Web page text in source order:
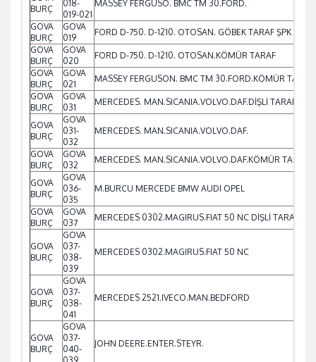
BURÇ
018-
019-021
MASSEY FERGUSO. BMC TM 30.FORD.
GOVA
BURÇ
GOVA
019
FORD D-750. D-1210. OTOSAN. GÖBEK TARAF ŞPK
GOVA
BURÇ
GOVA
020
FORD D-750. D-1210. OTOSAN.KÖMÜR TARAF
GOVA
BURÇ
GOVA
021
MASSEY FERGUSON. BMC TM 30.FORD.KÖMÜR TARAF
GOVA
BURÇ
GOVA
031
MERCEDES. MAN.SICANIA.VOLVO.DAF.DİŞLİ TARAF
GOVA
BURÇ
GOVA
031-
032
MERCEDES. MAN.SICANIA.VOLVO.DAF.
GOVA
BURÇ
GOVA
032
MERCEDES. MAN.SICANIA.VOLVO.DAF.KÖMÜR TARAF
GOVA
BURÇ
GOVA
036-
035
M.BURCU MERCEDE BMW AUDI OPEL
GOVA
BURÇ
GOVA
037
MERCEDES 0302.MAGIRUS.FIAT 50 NC DİŞLİ TARAF
GOVA
BURÇ
GOVA
037-
038-
039
MERCEDES 0302.MAGIRUS.FIAT 50 NC
GOVA
BURÇ
GOVA
037-
038-
041
MERCEDES 2521.IVECO.MAN.BEDFORD
GOVA
BURÇ
GOVA
037-
040-
JOHN DEERE.ENTER.STEYR.